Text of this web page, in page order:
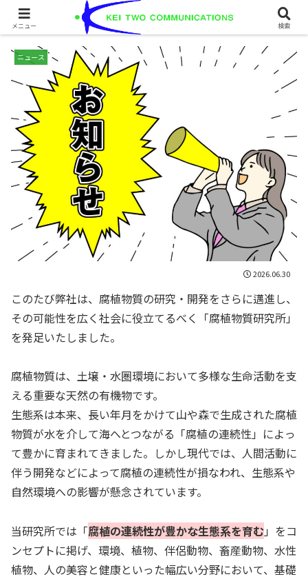
腐植物質研究所発足のご案内
ニュース
2026.06.30
このたび弊社は、腐植物質の研究・開発をさらに邁進し、
その可能性を広く社会に役立てるべく「腐植物質研究所」
を発足いたしました。
腐植物質は、土壌・水圏環境において多様な生命活動を支
える重要な天然の有機物です。
生態系は本来、長い年月をかけて山や森で生成された腐植
物質が水を介して海へとつながる「腐植の連続性」によっ
て豊かに育まれてきました。しかし現代では、人間活動に
伴う開発などによって腐植の連続性が損なわれ、生態系や
自然環境への影響が懸念されています。
当研究所では「腐植の連続性が豊かな生態系を育む」をコ
ンセプトに掲げ、環境、植物、伴侶動物、畜産動物、水性
植物、人の美容と健康といった幅広い分野において、基礎
メニュー 検索